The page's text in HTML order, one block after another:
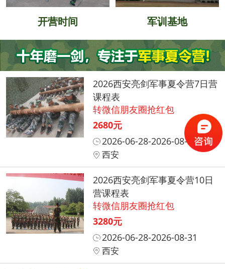
开营时间 军训基地
2026西安亮剑军事夏令营7日营
课程表
转微信朋友圈抢红包
2680元
2026-06-28-2026-08-31
西安
2026西安亮剑军事夏令营10日
营课程表
转微信朋友圈抢红包
3280元
2026-06-28-2026-08-31
西安